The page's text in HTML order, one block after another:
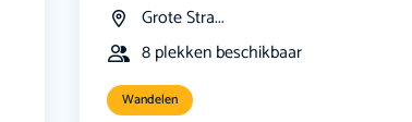
Grote Stra...
8 plekken beschikbaar
Wandelen